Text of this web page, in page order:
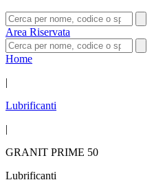
Area Riservata
Home
|
Lubrificanti
|
GRANIT PRIME 50
Lubrificanti